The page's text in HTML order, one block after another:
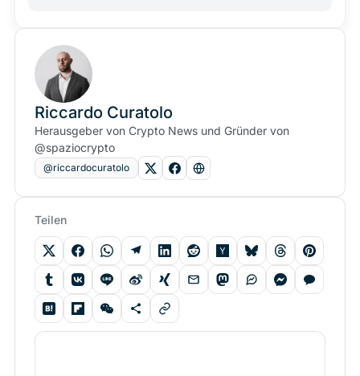
Riccardo Curatolo
Herausgeber von Crypto News und Gründer von
@spaziocrypto
@riccardocuratolo
Teilen